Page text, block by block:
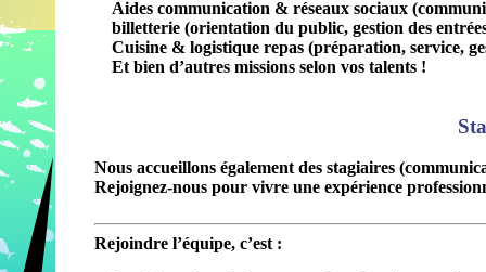
Aides communication & réseaux sociaux
billetterie (orientation du public, gestion des
Cuisine & logistique repas (préparation, service,
Et bien d’autres missions selon vos talents !
Nous accueillons également des stagiaires
Rejoignez-nous pour vivre une expérience
Rejoindre l’équipe, c’est :